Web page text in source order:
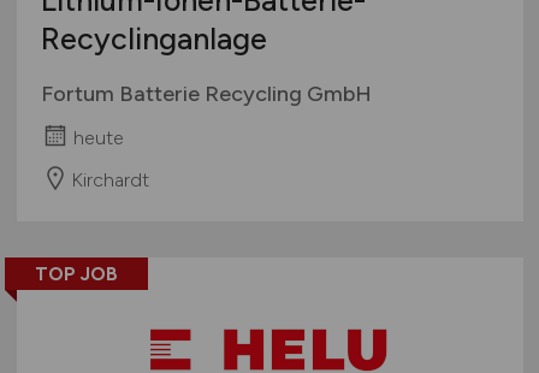
Recyclinganlage
Fortum Batterie Recycling GmbH
heute
Kirchardt
TOP JOB